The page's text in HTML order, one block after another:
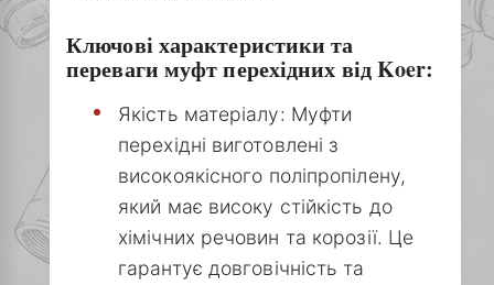
Ключові характеристики та
переваги муфт перехідних від Koer:
Якість матеріалу: Муфти
перехідні виготовлені з
високоякісного поліпропілену,
який має високу стійкість до
хімічних речовин та корозії. Це
гарантує довговічність та